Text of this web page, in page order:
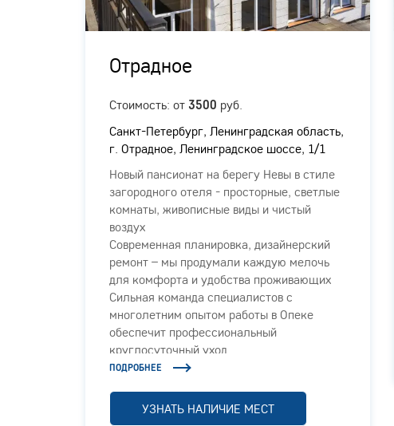
Отрадное
Стоимость: от 3500 руб.
Санкт-Петербург, Ленинградская область,
г. Отрадное, Ленинградское шоссе, 1/1
Новый пансионат на берегу Невы в стиле
загородного отеля - просторные, светлые
комнаты, живописные виды и чистый
воздух
Современная планировка, дизайнерский
ремонт – мы продумали каждую мелочь
для комфорта и удобства проживающих
Сильная команда специалистов с
многолетним опытом работы в Опеке
обеспечит профессиональный
круглосуточный уход
ПОДРОБНЕЕ
УЗНАТЬ НАЛИЧИЕ МЕСТ